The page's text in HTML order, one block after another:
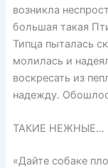
возникла
большая такая
Типца пыталась
молилась и
воскресать из
надежду.
ТАКИЕ НЕЖНЫЕ…
«Дайте собаке